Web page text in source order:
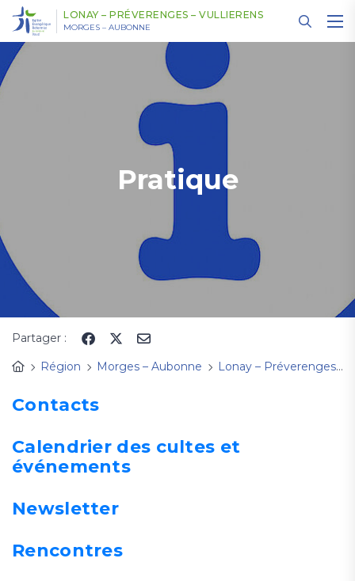
LONAY – PRÉVERENGES – VULLIERENS
MORGES – AUBONNE
Pratique
Partager :
Région
Morges – Aubonne Lonay – Préverenges – Vullierens
Contacts
Calendrier des cultes et
événements
Newsletter
Rencontres
Panneau de gestion des cookies